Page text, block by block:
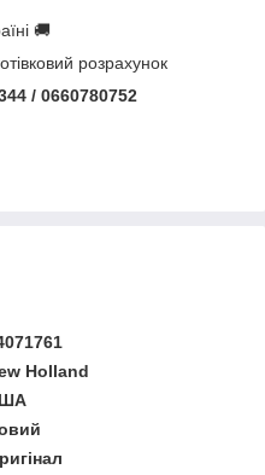
🚚
розрахунок
/ 0660780752
Holland